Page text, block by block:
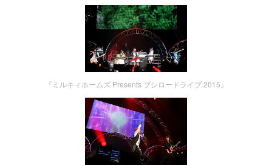
『ミルキィホームズ Presents ブシロードライブ 2015』